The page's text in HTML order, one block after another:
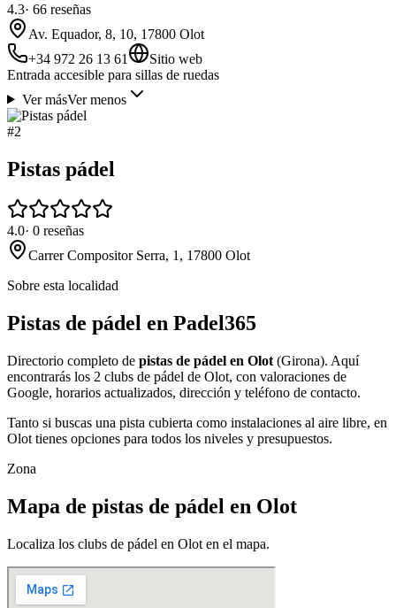
4.3· 66 reseñas
Av. Equador, 8, 10, 17800 Olot
+34 972 26 13 61
Sitio web
Entrada accesible para sillas de ruedas
Ver másVer menos
#2
Pistas pádel
4.0· 0 reseñas
Carrer Compositor Serra, 1, 17800 Olot
Sobre esta localidad
Pistas de pádel en Padel365
Directorio completo de pistas de pádel en Olot (Girona). Aquí
encontrarás los 2 clubs de pádel de Olot, con valoraciones de
Google, horarios actualizados, dirección y teléfono de contacto.
Tanto si buscas una pista cubierta como instalaciones al aire libre, en
Olot tienes opciones para todos los niveles y presupuestos.
Zona
Mapa de pistas de pádel en Olot
Localiza los clubs de pádel en Olot en el mapa.